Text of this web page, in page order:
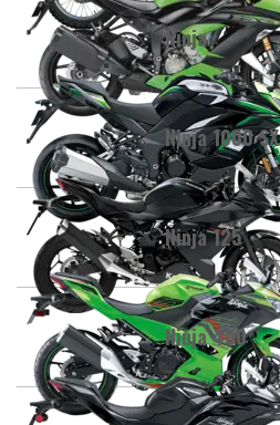
Ninja
Ninja 1000 SX
Ninja 125
Ninja 400